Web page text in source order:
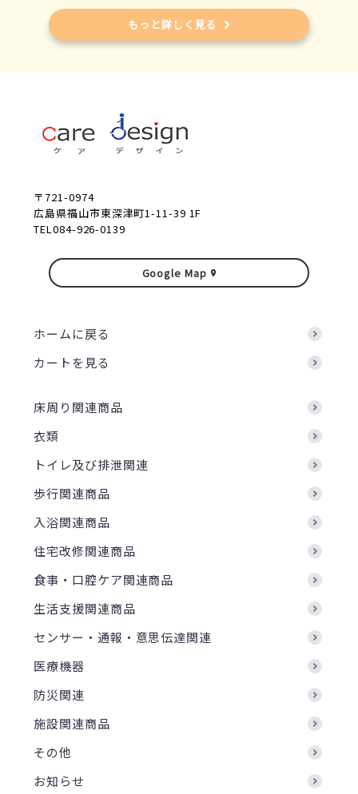
もっと詳しく見る
〒721-0974
広島県福山市東深津町1-11-39 1F
TEL084-926-0139
Google Map
ホームに戻る
カートを見る
床周り関連商品
衣類
トイレ及び排泄関連
歩行関連商品
入浴関連商品
住宅改修関連商品
食事・口腔ケア関連商品
生活支援関連商品
センサー・通報・意思伝達関連
医療機器
防災関連
施設関連商品
その他
お知らせ